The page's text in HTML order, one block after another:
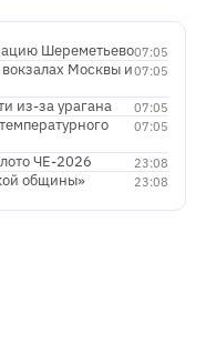
07:05
Шереметьево
07:05
Москвы и
07:05
из-за урагана
07:05
23:08
ЧЕ-2026
23:08
общины»